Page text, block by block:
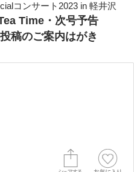
コンサート2023 in 軽井沢
Time・次号予告
稿のご案内はがき